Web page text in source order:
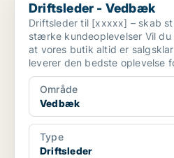
Driftsleder - Vedbæk
Driftsleder til [xxxxx] – skab
stærke kundeoplevelser Vil
at vores butik altid er
leverer den bedste oplevelse
Område
Vedbæk
Type
Driftsleder